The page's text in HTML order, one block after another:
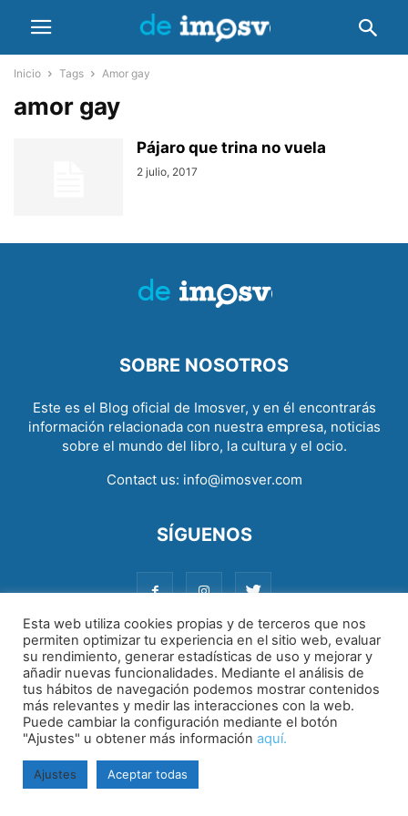
Inicio Tags Amor gay
amor gay
Pájaro que trina no vuela
2 julio, 2017
SOBRE NOSOTROS
Este es el Blog oficial de Imosver, y en él encontrarás
información relacionada con nuestra empresa, noticias
sobre el mundo del libro, la cultura y el ocio.
Contact us: info@imosver.com
SÍGUENOS
Aviso legal|Política de cookies|Política de privacidad
Esta web utiliza cookies propias y de terceros que nos
permiten optimizar tu experiencia en el sitio web, evaluar
su rendimiento, generar estadísticas de uso y mejorar y
añadir nuevas funcionalidades. Mediante el análisis de
tus hábitos de navegación podemos mostrar contenidos
más relevantes y medir las interacciones con la web.
Puede cambiar la configuración mediante el botón
"Ajustes" u obtener más información aquí.
Ajustes Aceptar todas